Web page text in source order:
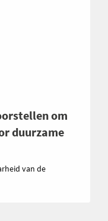
om
duurzame
van de